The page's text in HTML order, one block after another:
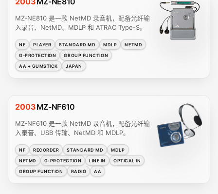
MZ-NE810 是一款 NetMD 录音机，配备光纤输
入录音、NetMD、MDLP 和 ATRAC Type-S。
NE PLAYER STANDARD MD MDLP
NETMD
G-PROTECTION
GROUP FUNCTION
AA + GUMSTICK
JAPAN
2003MZ-NF610
MZ-NF610 是一款 NetMD 录音机，配备光纤输
入录音、USB 传输、NetMD 和 MDLP。
NF RECORDER STANDARD MD
MDLP
NETMD
G-PROTECTION LINE IN
OPTICAL IN
GROUP FUNCTION
RADIO AA